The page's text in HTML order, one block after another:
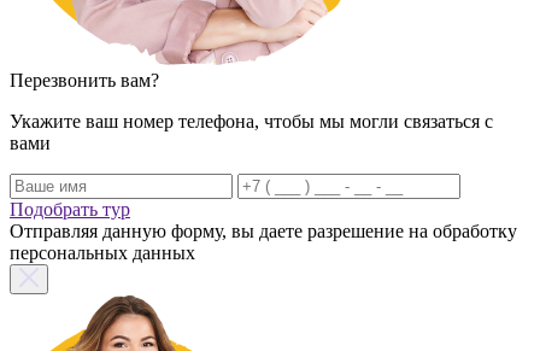
Перезвонить вам?
Укажите ваш номер телефона, чтобы мы могли связаться с
вами
Подобрать тур
Отправляя данную форму, вы даете разрешение на обработку
персональных данных